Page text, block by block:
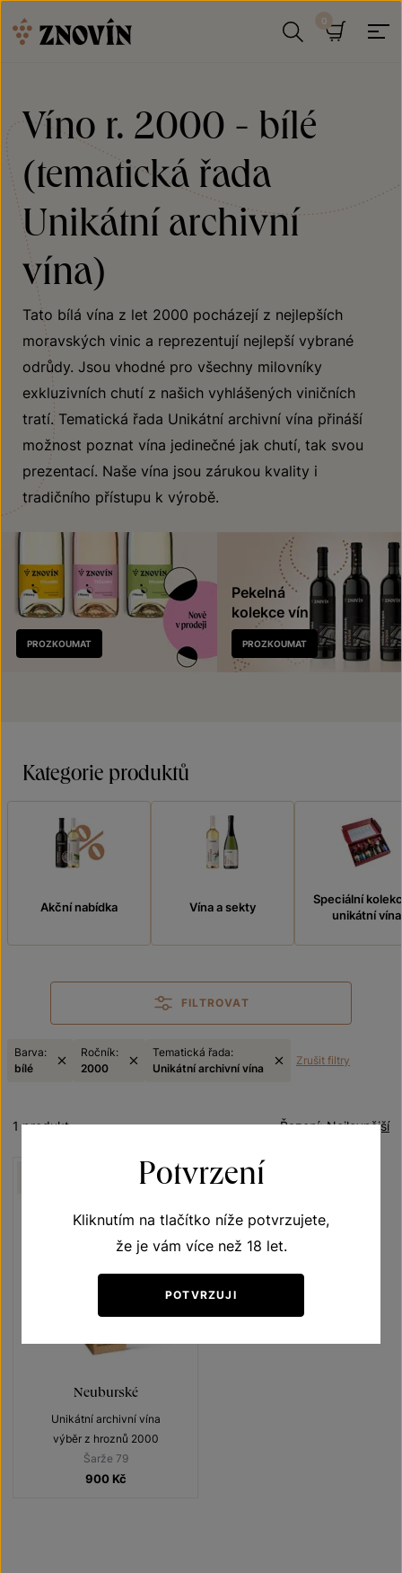
Víno r. 2000 - bílé
(tematická řada
Unikátní archivní
vína)
Tato bílá vína z let 2000 pocházejí z nejlepších
moravských vinic a reprezentují nejlepší vybrané
odrůdy. Jsou vhodné pro všechny milovníky
exkluzivních chutí z našich vyhlášených viničních
tratí. Tematická řada Unikátní archivní vína přináší
možnost poznat vína jedinečné jak chutí, tak svou
prezentací. Naše vína jsou zárukou kvality i
tradičního přístupu k výrobě.
Nově
v prodeji
PROZKOUMAT
Pekelná
kolekce vín
PROZKOUMAT
Kategorie produktů
Akční nabídka Vína a sekty
Speciální
unikátní vína
FILTROVAT
Barva:
bílé
Ročník:
2000
Tematická řada:
Unikátní archivní vína
Zrušit filtry
Nejlevnější
Řazení:
1 produkt
Neuburské
Unikátní archivní vína
výběr z hroznů 2000
Šarže 79
900 Kč
Potvrzení
Kliknutím na tlačítko níže potvrzujete,
že je vám více než 18 let.
POTVRZUJI